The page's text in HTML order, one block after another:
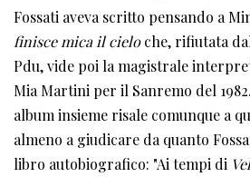
Fossati aveva scritto pensando a
finisce mica il cieloche, rifiutata
Pdu, vide poi la magistrale
Mia Martini per il Sanremo del
album insieme risale comunque a
almeno a giudicare da quanto
libro autobiografico: "Ai tempi di